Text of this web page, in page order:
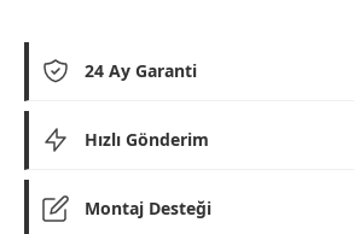
24 Ay Garanti
Hızlı Gönderim
Montaj Desteği